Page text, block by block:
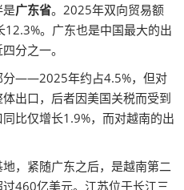
是广东省。2025年双向贸易额
。广东也是中国最大的出
分之一。
分——2025年约占4.5%，但对
出口，后者因美国关税而受到
比仅增长1.9%，而对越南的出
，紧随广东之后，是越南第二
460亿美元。江苏位于长江三